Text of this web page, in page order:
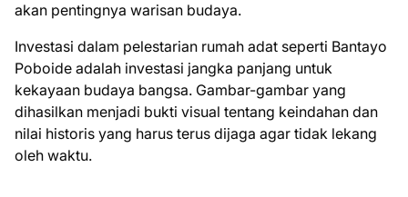
akan pentingnya warisan budaya.
Investasi dalam pelestarian rumah adat seperti Bantayo
Poboide adalah investasi jangka panjang untuk
kekayaan budaya bangsa. Gambar-gambar yang
dihasilkan menjadi bukti visual tentang keindahan dan
nilai historis yang harus terus dijaga agar tidak lekang
oleh waktu.